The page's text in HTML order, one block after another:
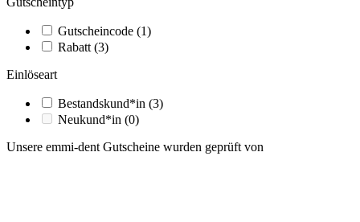
Gutscheincode (1)
Rabatt (3)
Einlöseart
Bestandskund*in (3)
Neukund*in (0)
Unsere emmi-dent Gutscheine wurden geprüft von